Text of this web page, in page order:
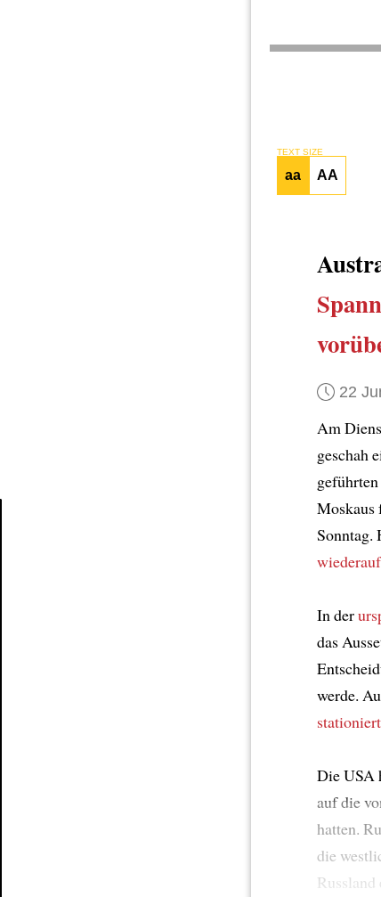
TEXT SIZE
aa AA
22
Am
geschah
Moskaus
Sonntag.
In der
das
werde.
Die USA
auf die
hatten.
die
Russland